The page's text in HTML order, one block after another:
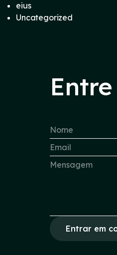
eius
Uncategorized
Entrar em